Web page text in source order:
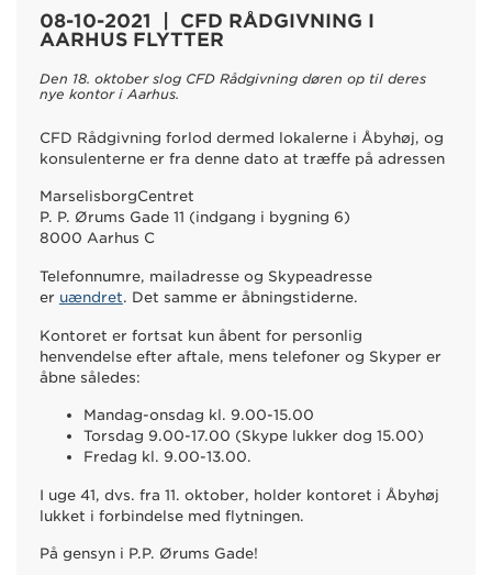
08-10-2021 | CFD RÅDGIVNING I
AARHUS FLYTTER
Den 18. oktober slog CFD Rådgivning døren op til deres
nye kontor i Aarhus.
CFD Rådgivning forlod dermed lokalerne i Åbyhøj, og
konsulenterne er fra denne dato at træffe på adressen
MarselisborgCentret
P. P. Ørums Gade 11 (indgang i bygning 6)
8000 Aarhus C
Telefonnumre, mailadresse og Skypeadresse
er uændret. Det samme er åbningstiderne.
Kontoret er fortsat kun åbent for personlig
henvendelse efter aftale, mens telefoner og Skyper er
åbne således:
Mandag-onsdag kl. 9.00-15.00
Torsdag 9.00-17.00 (Skype lukker dog 15.00)
Fredag kl. 9.00-13.00.
I uge 41, dvs. fra 11. oktober, holder kontoret i Åbyhøj
lukket i forbindelse med flytningen.
På gensyn i P.P. Ørums Gade!